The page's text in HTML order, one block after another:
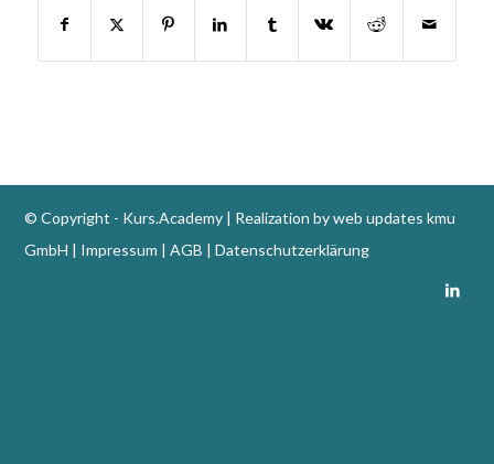
© Copyright - Kurs.Academy | Realization byweb updates kmu
GmbH | Impressum |AGB |Datenschutzerklärung